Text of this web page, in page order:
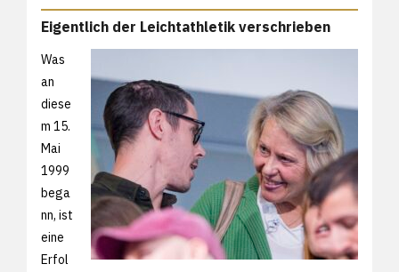
Eigentlich der Leichtathletik verschrieben
Was
an
diese
m 15.
Mai
1999
bega
nn, ist
eine
Erfol